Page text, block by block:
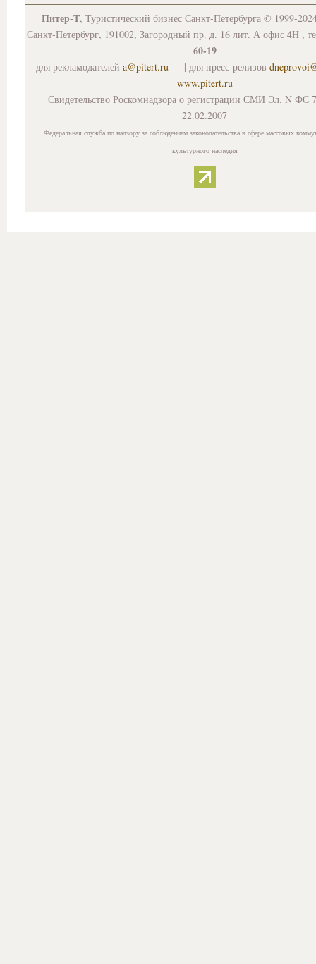
Питер-Т, Туристический бизнес Санкт-Петербурга © 1999-
Санкт-Петербург, 191002, Загородный пр. д. 16 лит. А офис 4Н ,
60-19
для рекламодателей a@pitert.ru | для пресс-релизов
www.pitert.ru
Свидетельство Роскомнадзора о регистрации СМИ Эл. N ФС
22.02.2007
Федеральная служба по надзору за соблюдением законодательства в сфере массовых
культурного наследия